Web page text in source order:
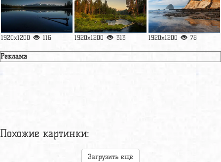
1920x1200 116 1920x1200 313 1920x1200 78
Реклама
Похожие картинки:
Загрузить ещё